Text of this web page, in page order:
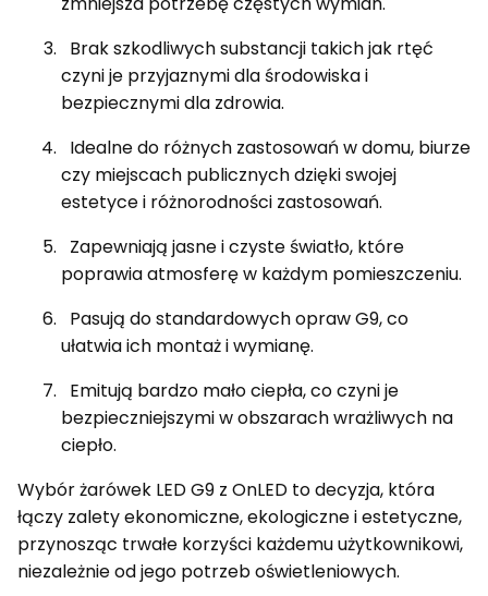
Brak szkodliwych substancji takich jak rtęć
czyni je przyjaznymi dla środowiska i
bezpiecznymi dla zdrowia.
Idealne do różnych zastosowań w domu, biurze
czy miejscach publicznych dzięki swojej
estetyce i różnorodności zastosowań.
Zapewniają jasne i czyste światło, które
poprawia atmosferę w każdym pomieszczeniu.
Pasują do standardowych opraw G9, co
ułatwia ich montaż i wymianę.
Emitują bardzo mało ciepła, co czyni je
bezpieczniejszymi w obszarach wrażliwych na
ciepło.
Wybór żarówek LED G9 z OnLED to decyzja, która
łączy zalety ekonomiczne, ekologiczne i estetyczne,
przynosząc trwałe korzyści każdemu użytkownikowi,
niezależnie od jego potrzeb oświetleniowych.